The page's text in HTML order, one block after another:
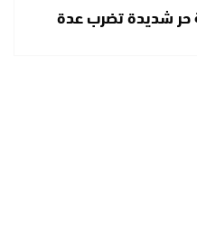
حر شديدة تضرب عدة